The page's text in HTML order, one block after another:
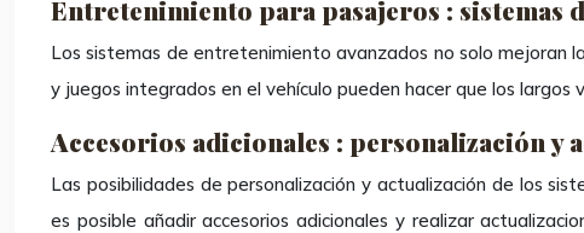
Entretenimiento para pasajeros : sistemas
Los sistemas de entretenimiento avanzados no solo mejoran
y juegos integrados en el vehículo pueden hacer que los
Accesorios adicionales : personalización y
Las posibilidades de personalización y actualización de los
es posible añadir accesorios adicionales y realizar